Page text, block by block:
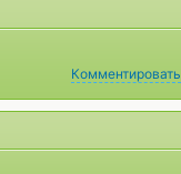
Комментировать